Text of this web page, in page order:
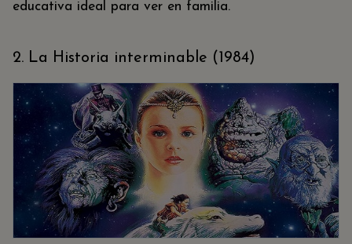
educativa ideal para ver en familia.
2. La Historia interminable (1984)